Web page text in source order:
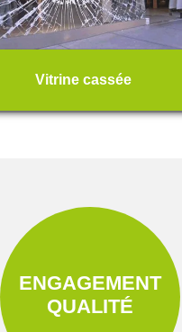
Vitrine cassée
ENGAGEMENT
QUALITÉ